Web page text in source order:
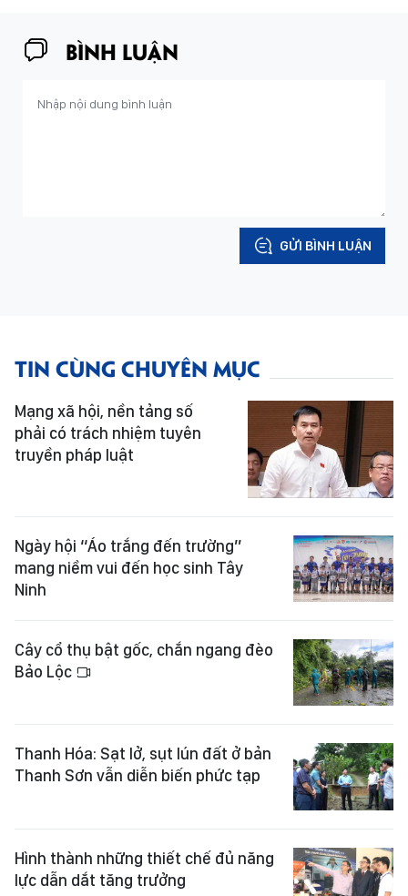
BÌNH LUẬN
GỬI BÌNH LUẬN
TIN CÙNG CHUYÊN MỤC
Mạng xã hội, nền tảng số
phải có trách nhiệm tuyên
truyền pháp luật
Ngày hội “Áo trắng đến trường”
mang niềm vui đến học sinh Tây
Ninh
Cây cổ thụ bật gốc, chắn ngang đèo
Bảo Lộc
Thanh Hóa: Sạt lở, sụt lún đất ở bản
Thanh Sơn vẫn diễn biến phức tạp
Hình thành những thiết chế đủ năng
lực dẫn dắt tăng trưởng